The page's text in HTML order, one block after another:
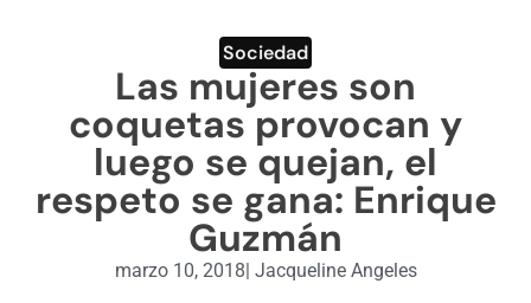
ENGLISH SECTION
VIDEOS
Sociedad
Las mujeres son
coquetas provocan y
luego se quejan, el
respeto se gana: Enrique
Guzmán
marzo 10, 2018| Jacqueline Angeles